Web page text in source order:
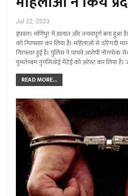
Jul 22, 2023
इंफाल। मणिपुर में हालात और तनावपूर्ण बना
को गिरफ्तार कर लिया है। महिलाओं से दरिंगदी
गिरफ्तार हुई है। पुलिस ने पांचवें आरोपी
युमलेम्बम नुंगसिथोई मेटेई को अरेस्ट कर लिया है।
READ MORE...